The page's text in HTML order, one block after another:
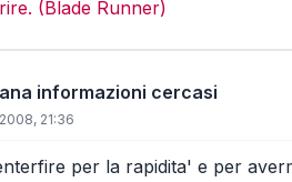
(Blade Runner)
informazioni cercasi
21:36
per la rapidita' e per